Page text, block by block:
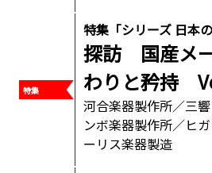
特集「シリーズ 日本
探訪 国産メ
わりと矜持
河合楽器製作所／三
ンボ楽器製作所／ヒ
ーリス楽器製造